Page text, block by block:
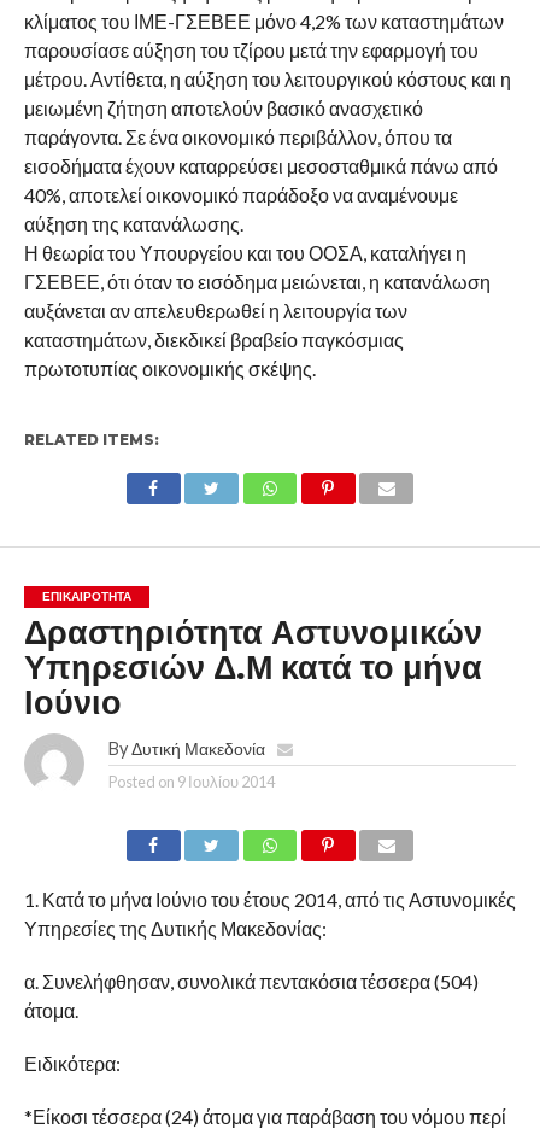
κλίματος του ΙΜΕ-ΓΣΕΒΕΕ μόνο 4,2% των καταστημάτων
παρουσίασε αύξηση του τζίρου μετά την εφαρμογή του
μέτρου. Αντίθετα, η αύξηση του λειτουργικού κόστους και η
μειωμένη ζήτηση αποτελούν βασικό ανασχετικό
παράγοντα. Σε ένα οικονομικό περιβάλλον, όπου τα
εισοδήματα έχουν καταρρεύσει μεσοσταθμικά πάνω από
40%, αποτελεί οικονομικό παράδοξο να αναμένουμε
αύξηση της κατανάλωσης.
Η θεωρία του Υπουργείου και του ΟΟΣΑ, καταλήγει η
ΓΣΕΒΕΕ, ότι όταν το εισόδημα μειώνεται, η κατανάλωση
αυξάνεται αν απελευθερωθεί η λειτουργία των
καταστημάτων, διεκδικεί βραβείο παγκόσμιας
πρωτοτυπίας οικονομικής σκέψης.
RELATED ITEMS:
ΕΠΙΚΑΙΡΟΤΗΤΑ
Δραστηριότητα Αστυνομικών
Υπηρεσιών Δ.Μ κατά το μήνα
Ιούνιο
By Δυτική Μακεδονία
Posted on 9 Ιουλίου 2014
1. Κατά το μήνα Ιούνιο του έτους 2014, από τις Αστυνομικές
Υπηρεσίες της Δυτικής Μακεδονίας:
α. Συνελήφθησαν, συνολικά πεντακόσια τέσσερα (504)
άτομα.
Ειδικότερα:
*Είκοσι τέσσερα (24) άτομα για παράβαση του νόμου περί